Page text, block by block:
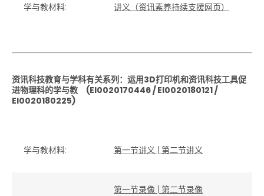
学与教材料: 讲义（资讯素养持续支援网页）
资讯科技教育与学科有关系列：运用3D打印机和资讯科技工具促
进物理科的学与教 (EI0020170446 / EI0020180121 /
EI0020180225)
学与教材料: 第一节讲义 | 第二节讲义
第一节录像 | 第二节录像